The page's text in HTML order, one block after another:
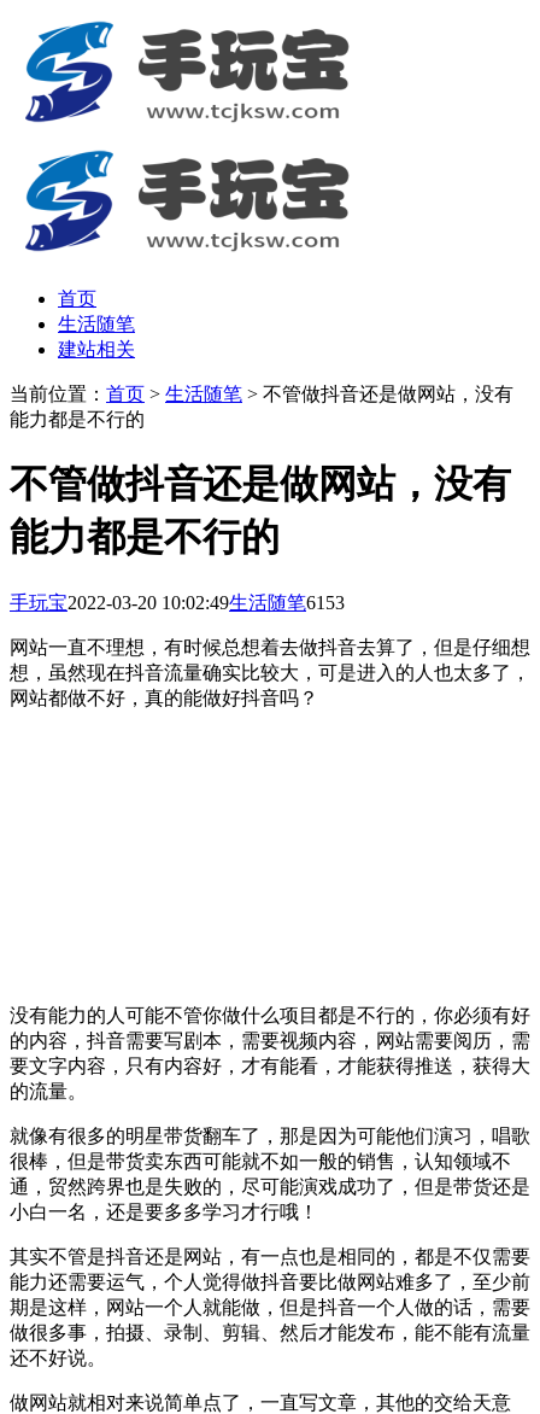
首页
生活随笔
建站相关
当前位置： 首页 > 生活随笔 > 不管做抖音还是做网站，没有
能力都是不行的
不管做抖音还是做网站，没有
能力都是不行的
手玩宝2022-03-20 10:02:49生活随笔6153
网站一直不理想，有时候总想着去做抖音去算了，但是仔细想
想，虽然现在抖音流量确实比较大，可是进入的人也太多了，
网站都做不好，真的能做好抖音吗？
没有能力的人可能不管你做什么项目都是不行的，你必须有好
的内容，抖音需要写剧本，需要视频内容，网站需要阅历，需
要文字内容，只有内容好，才有能看，才能获得推送，获得大
的流量。
就像有很多的明星带货翻车了，那是因为可能他们演习，唱歌
很棒，但是带货卖东西可能就不如一般的销售，认知领域不
通，贸然跨界也是失败的，尽可能演戏成功了，但是带货还是
小白一名，还是要多多学习才行哦！
其实不管是抖音还是网站，有一点也是相同的，都是不仅需要
能力还需要运气，个人觉得做抖音要比做网站难多了，至少前
期是这样，网站一个人就能做，但是抖音一个人做的话，需要
做很多事，拍摄、录制、剪辑、然后才能发布，能不能有流量
还不好说。
做网站就相对来说简单点了，一直写文章，其他的交给天意